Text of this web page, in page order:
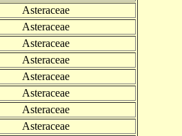
Asteraceae
Asteraceae
Asteraceae
Asteraceae
Asteraceae
Asteraceae
Asteraceae
Asteraceae